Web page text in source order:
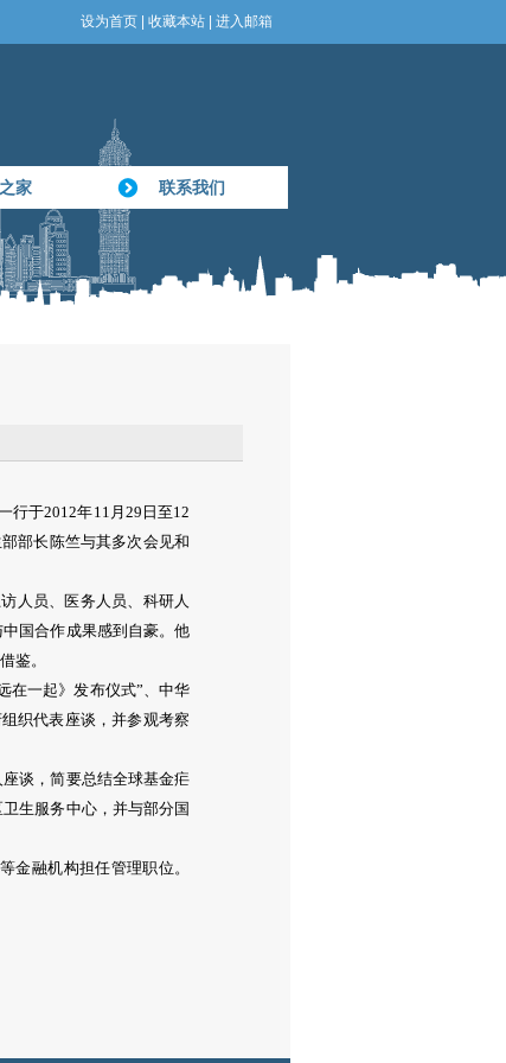
设为首页 收藏本站 进入邮箱
家 联系我们
行于2012年11月29日至12
部长陈竺与其多次会见和
人员、医务人员、科研人
国合作成果感到自豪。他
鉴。
一起》发布仪式”、中华
织代表座谈，并参观考察
谈，简要总结全球基金疟
生服务中心，并与部分国
融机构担任管理职位。